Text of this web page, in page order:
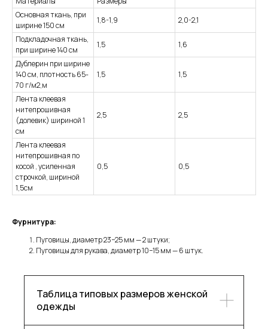
Основная ткань, при
ширине 150 см
1,8-1,9
2,0-2,1
Подкладочная ткань,
при ширине 140 см
1,5
1,6
Дублерин при ширине
140 см, плотность 65-
70 г/м2,м
1,5 1,5
Лента клеевая
нитепрошивная
(долевик) шириной 1
см
2,5 2,5
Лента клеевая
нитепрошивная по
косой , усиленная
строчкой, шириной
1,5см
0,5 0,5
Фурнитура:
Пуговицы, диаметр 23−25 мм — 2 штуки;
Пуговицы для рукава, диаметр 10−15 мм — 6 штук.
Таблица типовых размеров женской
одежды
Ответы на частые вопросы